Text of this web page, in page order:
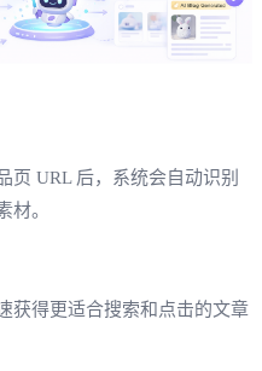
页 URL 后，系统会自动识别
材。
获得更适合搜索和点击的文章